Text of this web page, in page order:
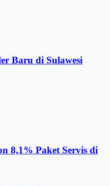
Baru di Sulawesi
8,1% Paket Servis di